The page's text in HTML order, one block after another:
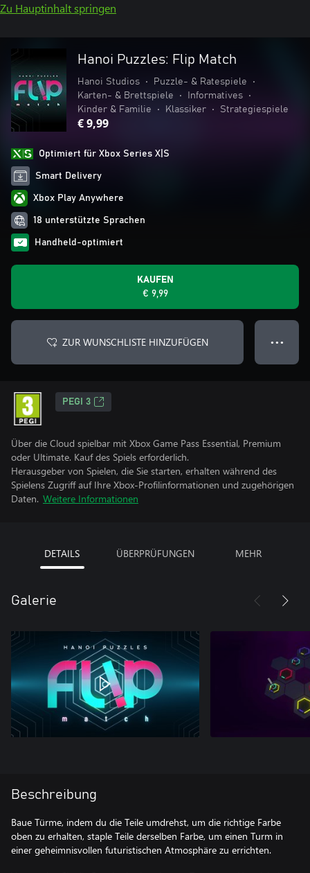
Zu Hauptinhalt springen
Hanoi Puzzles: Flip Match
Hanoi Studios • Puzzle- & Ratespiele
•
Karten- & Brettspiele
• Informatives
•
Kinder & Familie
• Klassiker • Strategiespiele
€ 9,99
Optimiert für Xbox Series X|S
Smart Delivery
Xbox Play Anywhere
18 unterstützte Sprachen
Handheld-optimiert
KAUFEN
€ 9,99
ZUR WUNSCHLISTE HINZUFÜGEN ● ● ●
PEGI 3
Über die Cloud spielbar mit Xbox Game Pass Essential, Premium
oder Ultimate. Kauf des Spiels erforderlich.
Herausgeber von Spielen, die Sie starten, erhalten während des
Spielens Zugriff auf Ihre Xbox-Profilinformationen und zugehörigen
Daten. Weitere Informationen
DETAILS ÜBERPRÜFUNGEN MEHR
Galerie
Beschreibung
Baue Türme, indem du die Teile umdrehst, um die richtige Farbe
oben zu erhalten, staple Teile derselben Farbe, um einen Turm in
einer geheimnisvollen futuristischen Atmosphäre zu errichten.